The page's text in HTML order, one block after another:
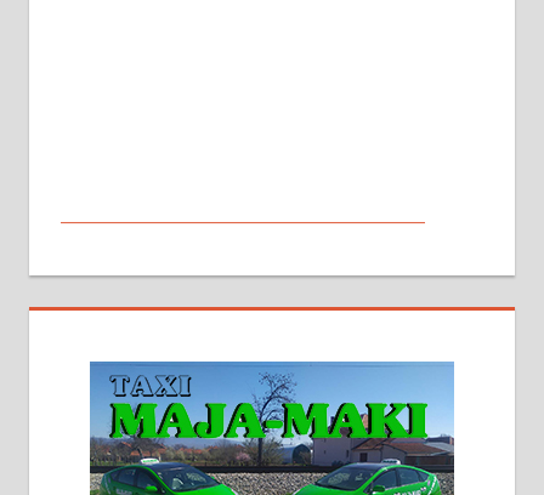
стамбене целине једна уз другу.
2х150м2, две гараже, централно
грејање на гас и дрва. Две
адресе. 063/71-74-023